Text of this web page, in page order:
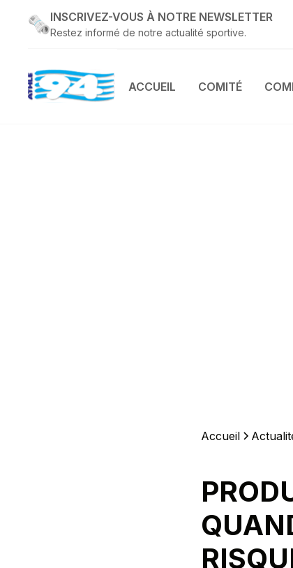
INSCRIVEZ-VOUS À NOTRE NEWSLETTER
Restez informé de notre actualité sportive.
ACCUEIL COMITÉ
Accueil